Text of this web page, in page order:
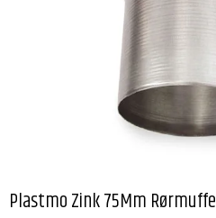
Plastmo Zink 75Mm Rørmuffe